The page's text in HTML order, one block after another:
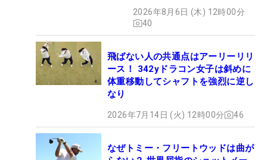
2026年8月6日 (木) 12時00分
40
飛ばない人の共通点はアーリーリリ
ース！ 342yドラコン女子は斜めに
体重移動してシャフトを強烈に逆し
なり
2026年7月14日 (火) 12時00分 46
なぜトミー・フリートウッドは曲が